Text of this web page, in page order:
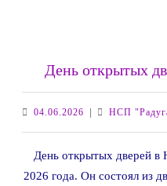
День открытых
04.06.2026 04.06.2026
НСП
День открытых дверей
2026 года. Он состоял из